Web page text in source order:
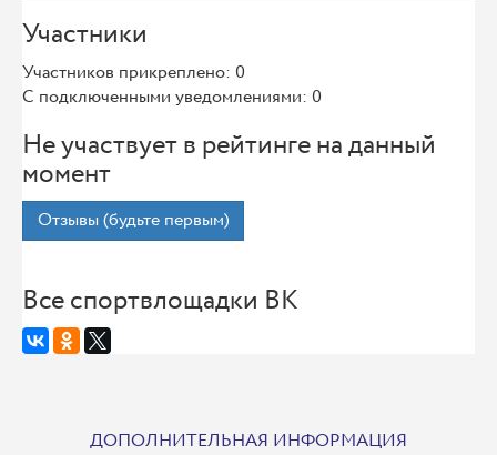
Участники
Участников прикреплено: 0
С подключенными уведомлениями: 0
Не участвует в рейтинге на данный
момент
Отзывы (будьте первым)
Все спортвлощадки ВК
ДОПОЛНИТЕЛЬНАЯ ИНФОРМАЦИЯ